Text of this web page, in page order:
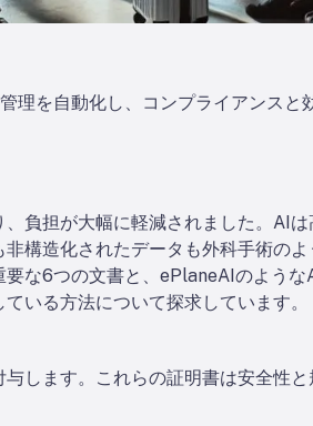
理を自動化し、コンプライアンス
負担が大幅に軽減されました。AI
構造化されたデータも外科手術の
な6つの文書と、ePlaneAIのよう
いる方法について探求しています。
します。これらの証明書は安全性